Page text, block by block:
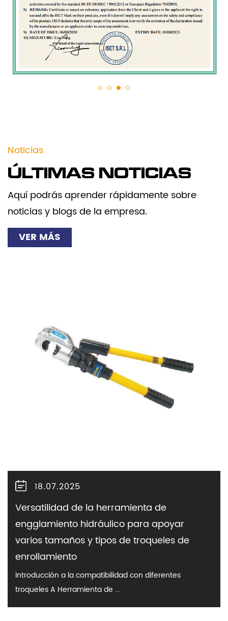
Noticias
ÚLTIMAS NOTICIAS
Aquí podrás aprender rápidamente sobre
noticias y blogs de la empresa.
VER MÁS
18.07.2025
Versatilidad de la herramienta de
engglamiento hidráulico para apoyar
varios tamaños y tipos de troqueles de
enrollamiento
Introducción a la compatibilidad con diferentes
troqueles A Herramienta de ...